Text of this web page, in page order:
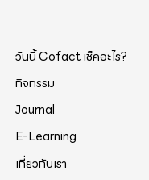
วันนี้ Cofact เช็คอะไร?
กิจกรรม
Journal
E-Learning
เกี่ยวกับเรา